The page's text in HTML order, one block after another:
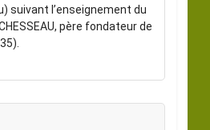
suivant l’enseignement du
père fondateur de